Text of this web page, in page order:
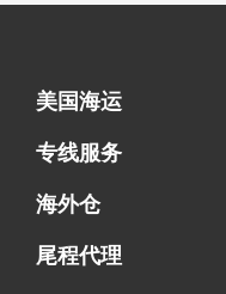
美国海运
海运拼柜
海运整柜
美国海卡
加拿大海运
专线服务
FBA专线直送
超大件专线
AWD专线
电池专线
海外仓
一件代发
FBA中转
贴标换标
拆柜/存储
尾程代理